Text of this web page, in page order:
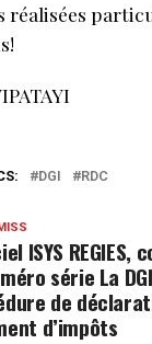
réalisées
DGI RDC
ISYS REGIES,
série La
de
d’impôts